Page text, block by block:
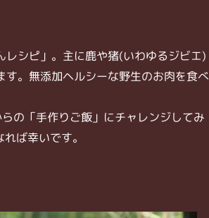
シピ」。主に鹿や猪(いわゆるジビエ)
。無添加ヘルシーな野生のお肉を食べ
の「手作りご飯」にチャレンジしてみ
ば幸いです。